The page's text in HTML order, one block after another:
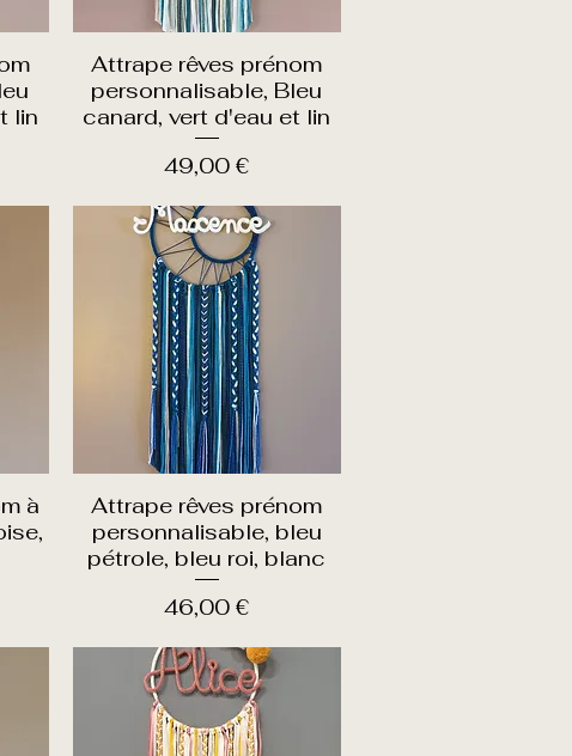
lin
Aperçu rapide
Attrape rêves prénom
personnalisable, Bleu
canard, vert d'eau et lin
Prix
49,00 €
à
Aperçu rapide
Attrape rêves prénom
personnalisable, bleu
pétrole, bleu roi, blanc
Prix
46,00 €